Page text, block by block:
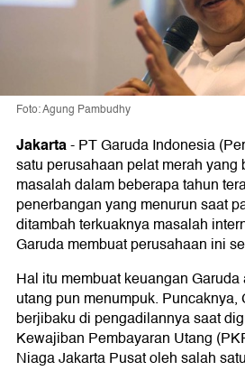
Foto: Agung Pambudhy
Jakarta-PT Garuda Indonesia
satu perusahaan pelat merah yang
masalah dalam beberapa tahun
penerbangan yang menurun saat
ditambah terkuaknya masalah
Garuda membuat perusahaan ini
Hal itu membuat keuangan
utang pun menumpuk.
berjibaku di pengadilannya saat
Kewajiban Pembayaran Utang
Niaga Jakarta Pusat oleh salah